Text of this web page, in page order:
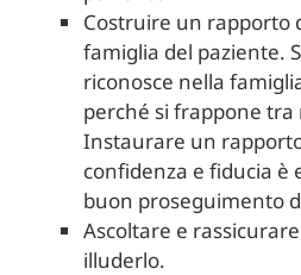
Costruire un rapporto
famiglia del paziente.
riconosce nella
perché si frappone tra
Instaurare un
confidenza e fiducia è
buon proseguimento
Ascoltare e
illuderlo.